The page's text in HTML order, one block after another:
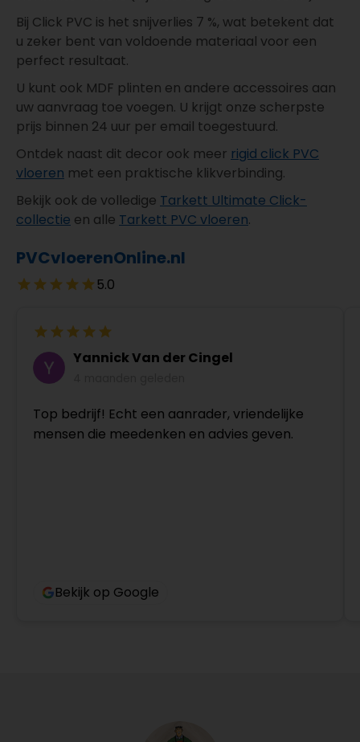
Bij Click PVC is het snijverlies 7 %, wat betekent dat
u zeker bent van voldoende materiaal voor een
perfect resultaat.
U kunt ook MDF plinten en andere accessoires aan
uw aanvraag toe voegen. U krijgt onze scherpste
prijs binnen 24 uur per email toegestuurd.
Ontdek naast dit decor ook meer rigid click PVC
vloeren met een praktische klikverbinding.
Bekijk ook de volledige Tarkett Ultimate Click-
collectie en alle Tarkett PVC vloeren.
PVCvloerenOnline.nl
5.0
Yannick Van der Cingel
Top bedrijf! Echt een aanrader, vriendelijke
mensen die meedenken en advies geven.
Bekijk op Google